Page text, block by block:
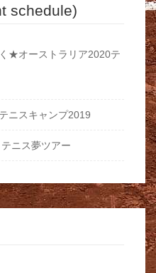
schedule)
★オーストラリア2020テ
ニスキャンプ2019
ニス夢ツアー